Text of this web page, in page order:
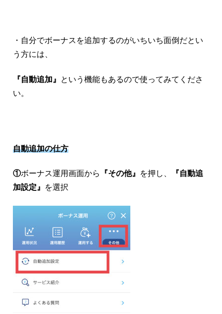
・自分でボーナスを追加するのがいちいち面倒だとい
う方には、
『自動追加』
という機能もあるので使ってみてくださ
い。
自動追加の仕方
①ボーナス運用画面から 『その他』 を押し、
『自動追
加設定』
を選択